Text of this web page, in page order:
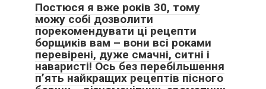
Постюся я вже років 30, тому
можу собі дозволити
порекомендувати ці рецепти
борщиків вам – вони всі роками
перевірені, дуже смачні, ситні і
наваристі! Ось без перебільшення
п’ять найкращих рецептів пісного